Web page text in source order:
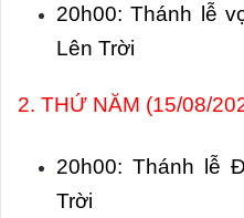
20h00: Thánh lễ
Lên Trời
2. THỨ NĂM (15/08/
20h00: Thánh lễ
Trời